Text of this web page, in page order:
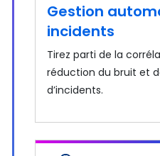
Gestion
incidents
Tirez parti de la
réduction du bruit et
d’incidents.